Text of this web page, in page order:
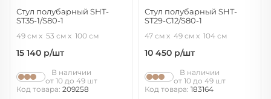
Стул полубарный SHT-
ST35-1/S80-1
черный
49 см 53 см 100 см
15 140 р/шт
В наличии
от 10 до 49 шт
Код товара: 209258
Стул полубарный SHT-
ST29-C12/S80-1
черный
47 см 49 см 104 см
10 450 р/шт
В наличии
от 10 до 49 шт
Код товара: 183164